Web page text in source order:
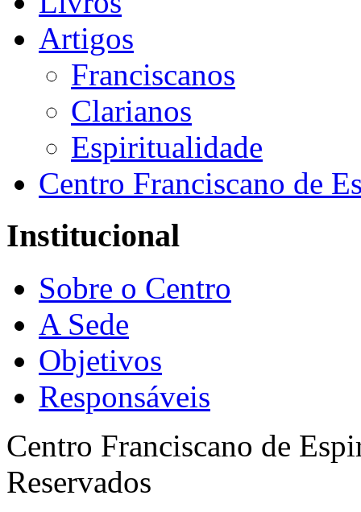
Artigos
Franciscanos
Clarianos
Espiritualidade
Centro Franciscano de
Institucional
Sobre o Centro
A Sede
Objetivos
Responsáveis
Centro Franciscano de
Reservados